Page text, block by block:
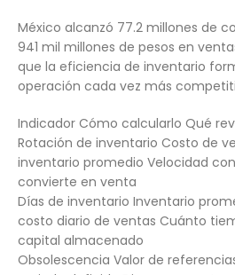
México alcanzó 77.2 millones de
941 mil millones de pesos en
que la eficiencia de inventario
operación cada vez más
Indicador Cómo calcularlo Qué
Rotación de inventario Costo de
inventario promedio Velocidad
convierte en venta
Días de inventario Inventario
costo diario de ventas Cuánto
capital almacenado
Obsolescencia Valor de